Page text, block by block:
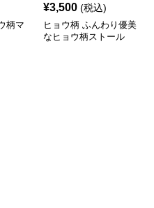
柄マ
¥3,500 (税込)
ヒョウ柄 ふんわり優美
なヒョウ柄ストール